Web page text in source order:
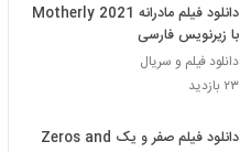
دانلود فیلم مادرانه Motherly 2021
با زیرنویس فارسی
دانلود فیلم و سریال
۲۳ بازدید
دانلود فیلم صفر و یک Zeros and